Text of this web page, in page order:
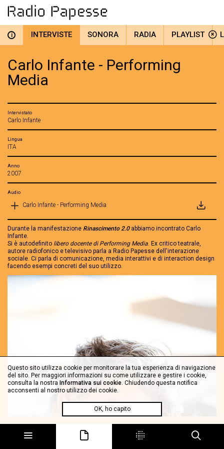
i INTERVISTE SONORA RADIA PLAYLIST
Carlo Infante - Performing
Media
Intervistato
Carlo Infante
Lingua
ITA
Anno
2007
Audio
Carlo Infante - Performing Media
Durante la manifestazione Rinascimento 2.0abbiamo incontrato Carlo
Infante.
Si è autodefinito libero docente di Performing Media. Ex critico teatrale,
autore radiofonico e televisivo parla a Radio Papesse dell'interazione
sociale. Ci parla di comunicazione, media interattivi e di interaction design
facendo esempi concreti del suo utilizzo.
Questo sito utilizza cookie per monitorare la tua esperienza di navigazione
del sito. Per maggiori informazioni su come utilizzare e gestire i cookie,
consulta la nostra Informativa sui cookie. Chiudendo questa notifica
acconsenti al nostro utilizzo dei cookie.
OK, ho capito